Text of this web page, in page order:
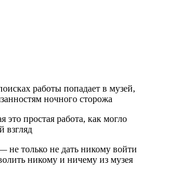
работы попадает в музей,
ночного сторожа
это простая работа, как могло
взгляд
не только не дать никому войти
никому и ничему из музея